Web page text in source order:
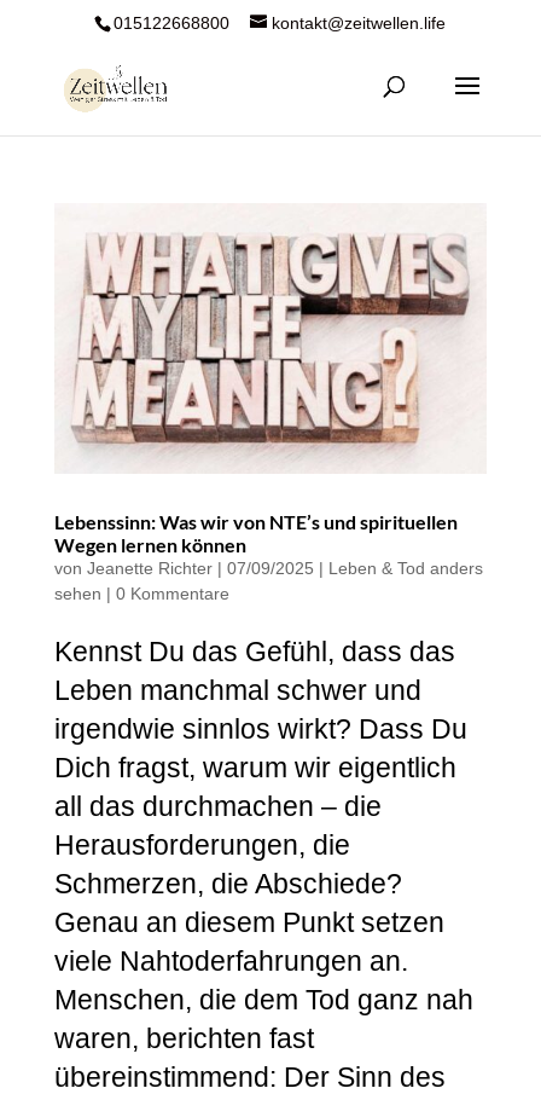
015122668800 kontakt@zeitwellen.life
Lebenssinn: Was wir von NTE’s und spirituellen
Wegen lernen können
von Jeanette Richter| 07/09/2025 | Leben & Tod anders
sehen | 0 Kommentare
Kennst Du das Gefühl, dass das
Leben manchmal schwer und
irgendwie sinnlos wirkt? Dass Du
Dich fragst, warum wir eigentlich
all das durchmachen – die
Herausforderungen, die
Schmerzen, die Abschiede?
Genau an diesem Punkt setzen
viele Nahtoderfahrungen an.
Menschen, die dem Tod ganz nah
waren, berichten fast
übereinstimmend: Der Sinn des